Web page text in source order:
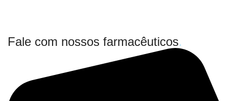
Fale com nossos farmacêuticos.